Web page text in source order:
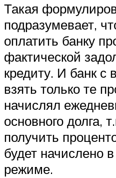
Такая
подразумевает,
оплатить банку
фактической
кредиту. И банк с
взять только те
начислял
основного долга,
получить
будет начислено
режиме.